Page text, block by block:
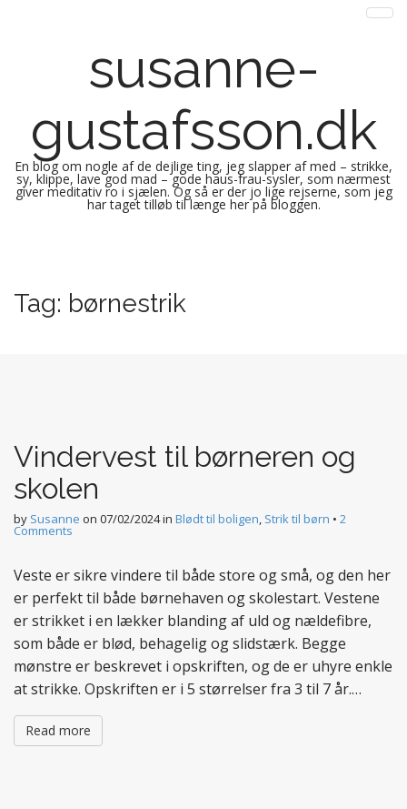
susanne-
gustafsson.dk
En blog om nogle af de dejlige ting, jeg slapper af med – strikke,
sy, klippe, lave god mad – gode haus-frau-sysler, som nærmest
giver meditativ ro i sjælen. Og så er der jo lige rejserne, som jeg
har taget tilløb til længe her på bloggen.
i
n
p
n
t
Tag: børnestrik
Vindervest til børneren og
skolen
by Susanne on 07/02/2024in Blødt til boligen, Strik til børn • 2
Comments
Veste er sikre vindere til både store og små, og den her
er perfekt til både børnehaven og skolestart. Vestene
er strikket i en lækker blanding af uld og nældefibre,
som både er blød, behagelig og slidstærk. Begge
mønstre er beskrevet i opskriften, og de er uhyre enkle
at strikke. Opskriften er i 5 størrelser fra 3 til 7 år.…
Read more